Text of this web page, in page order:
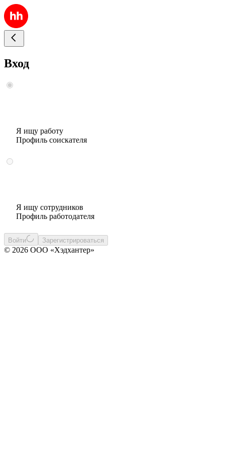
Вход
Я ищу работу
Профиль соискателя
Я ищу сотрудников
Профиль работодателя
Войти Зарегистрироваться
© 2026 ООО «Хэдхантер»